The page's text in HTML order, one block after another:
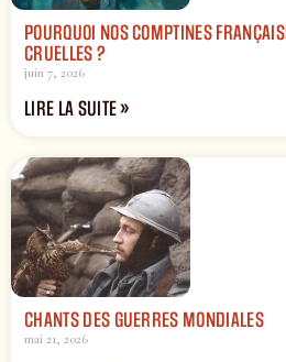
POURQUOI NOS COMPTINES
CRUELLES ?
juin 7, 2026
LIRE LA SUITE »
CHANTS DES GUERRES MONDIALES
mai 21, 2026